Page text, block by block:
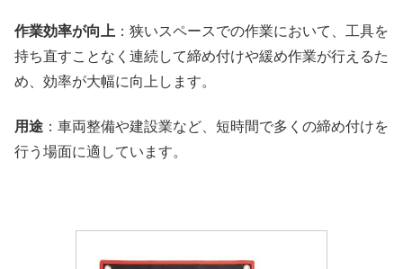
作業効率が向上 ：狭いスペースでの作業において、工具を
持ち直すことなく連続して締め付けや緩め作業が行えるた
め、効率が大幅に向上します。
用途 ：車両整備や建設業など、短時間で多くの締め付けを
行う場面に適しています。